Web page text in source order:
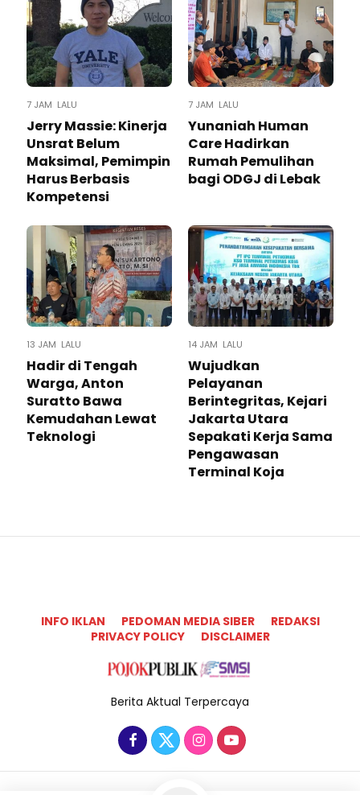
7 JAM LALU
Jerry Massie: Kinerja
Unsrat Belum
Maksimal, Pemimpin
Harus Berbasis
Kompetensi
7 JAM LALU
Yunaniah Human
Care Hadirkan
Rumah Pemulihan
bagi ODGJ di Lebak
13 JAM LALU
Hadir di Tengah
Warga, Anton
Suratto Bawa
Kemudahan Lewat
Teknologi ​
14 JAM LALU
Wujudkan
Pelayanan
Berintegritas, Kejari
Jakarta Utara
Sepakati Kerja Sama
Pengawasan
Terminal Koja
INFO IKLAN PEDOMAN MEDIA SIBER
REDAKSI
PRIVACY POLICY
DISCLAIMER
Berita Aktual Terpercaya